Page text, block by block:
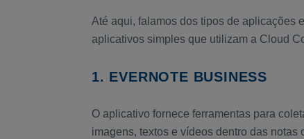
Até aqui, falamos dos tipos de aplicações
aplicativos simples que utilizam a Cloud
1. EVERNOTE BUSINESS
O aplicativo fornece ferramentas para
imagens, textos e vídeos dentro das